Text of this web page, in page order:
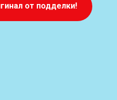
от подделки!